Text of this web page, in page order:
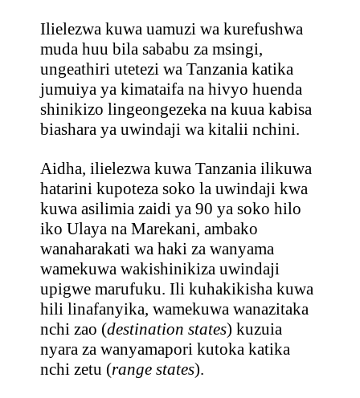
Ilielezwa kuwa uamuzi wa kurefushwa
muda huu bila sababu za msingi,
ungeathiri utetezi wa Tanzania katika
jumuiya ya kimataifa na hivyo huenda
shinikizo lingeongezeka na kuua kabisa
biashara ya uwindaji wa kitalii nchini.
Aidha, ilielezwa kuwa Tanzania ilikuwa
hatarini kupoteza soko la uwindaji kwa
kuwa asilimia zaidi ya 90 ya soko hilo
iko Ulaya na Marekani, ambako
wanaharakati wa haki za wanyama
wamekuwa wakishinikiza uwindaji
upigwe marufuku. Ili kuhakikisha kuwa
hili linafanyika, wamekuwa wanazitaka
nchi zao (destination states) kuzuia
nyara za wanyamapori kutoka katika
nchi zetu (range states).